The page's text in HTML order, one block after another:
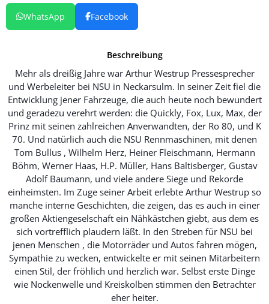
Beschreibung
Mehr als dreißig Jahre war Arthur Westrup Pressesprecher
und Werbeleiter bei NSU in Neckarsulm. In seiner Zeit fiel die
Entwicklung jener Fahrzeuge, die auch heute noch bewundert
und geradezu verehrt werden: die Quickly, Fox, Lux, Max, der
Prinz mit seinen zahlreichen Anverwandten, der Ro 80, und K
70. Und natürlich auch die NSU Rennmaschinen, mit denen
Tom Bullus , Wilhelm Herz, Heiner Fleischmann, Hermann
Böhm, Werner Haas, H.P. Müller, Hans Baltisberger, Gustav
Adolf Baumann, und viele andere Siege und Rekorde
einheimsten. Im Zuge seiner Arbeit erlebte Arthur Westrup so
manche interne Geschichten, die zeigen, das es auch in einer
großen Aktiengeselschaft ein Nähkästchen giebt, aus dem es
sich vortrefflich plaudern läßt. In den Streben für NSU bei
jenen Menschen , die Motorräder und Autos fahren mögen,
Sympathie zu wecken, entwickelte er mit seinen Mitarbeitern
einen Stil, der fröhlich und herzlich war. Selbst erste Dinge
wie Nockenwelle und Kreiskolben stimmen den Betrachter
eher heiter.
WhatsApp Facebook